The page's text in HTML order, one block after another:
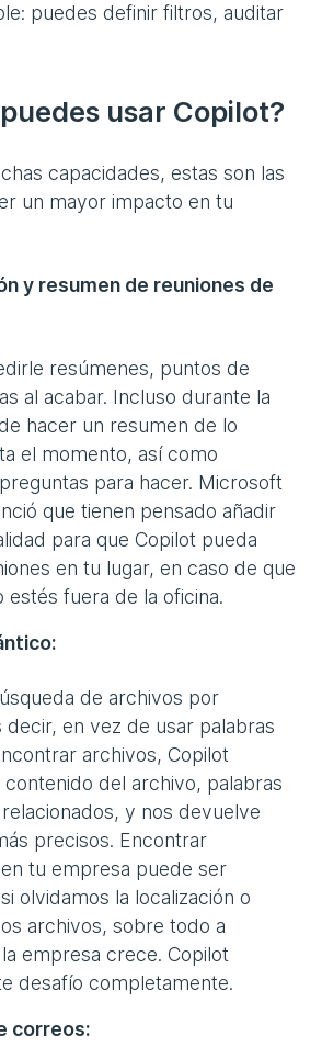
puedes definir filtros, auditar
usar Copilot?
capacidades, estas son las
un mayor impacto en tu
y resumen de reuniones de
resúmenes, puntos de
al acabar. Incluso durante la
hacer un resumen de lo
el momento, así como
para hacer. Microsoft
que tienen pensado añadir
para que Copilot pueda
en tu lugar, en caso de que
estés fuera de la oficina.
de archivos por
en vez de usar palabras
archivos, Copilot
del archivo, palabras
y nos devuelve
precisos. Encontrar
tu empresa puede ser
olvidamos la localización o
archivos, sobre todo a
empresa crece. Copilot
desafío completamente.
correos: